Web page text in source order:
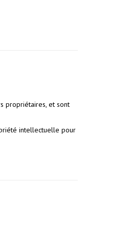
propriétaires, et sont
intellectuelle pour